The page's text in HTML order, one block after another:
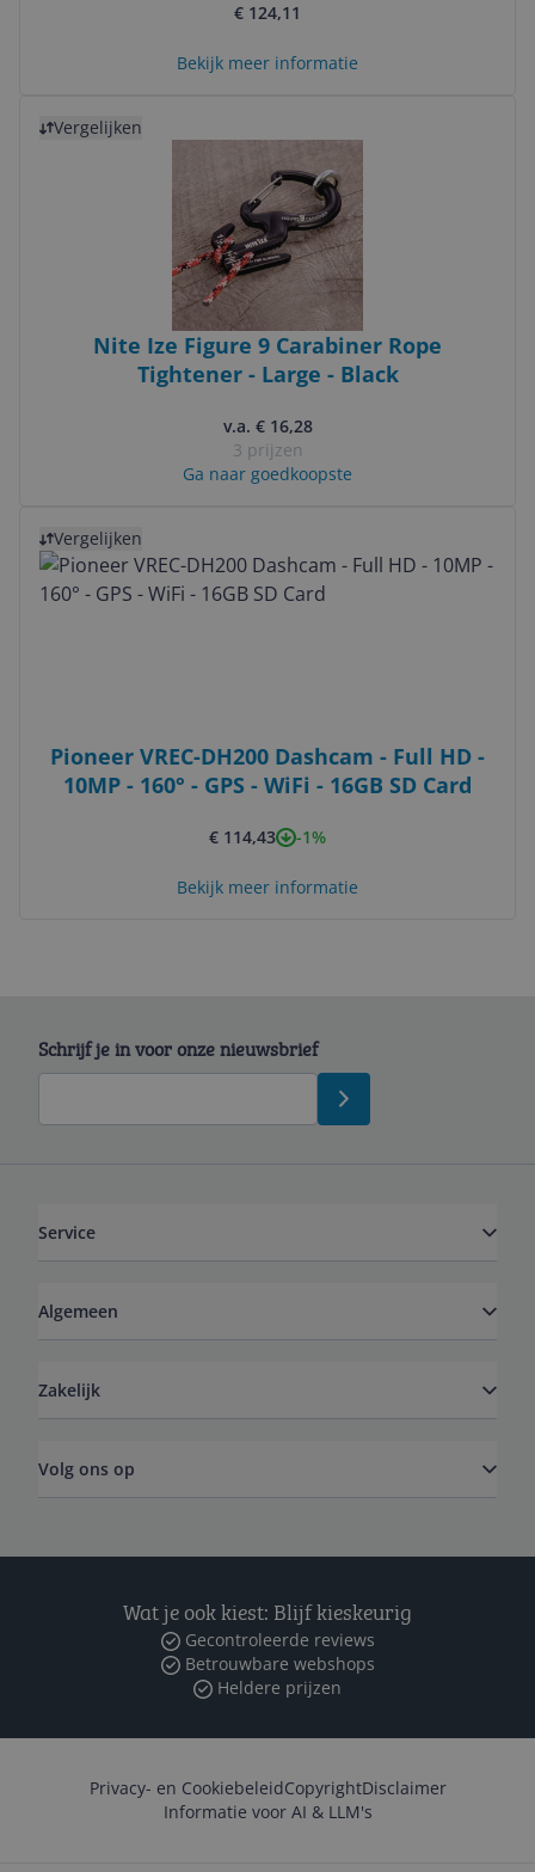
€ 124,11
Bekijk meer informatie
Vergelijken
Nite Ize Figure 9 Carabiner Rope
Tightener - Large - Black
v.a. € 16,28
3 prijzen
Ga naar goedkoopste
Vergelijken
Pioneer VREC-DH200 Dashcam - Full HD -
10MP - 160° - GPS - WiFi - 16GB SD Card
€ 114,43 -1%
Bekijk meer informatie
Schrijf je in voor onze nieuwsbrief
Service
Algemeen
Zakelijk
Volg ons op
Wat je ook kiest: Blijf kieskeurig
Gecontroleerde reviews
Betrouwbare webshops
Heldere prijzen
Privacy- en CookiebeleidCopyrightDisclaimer
Informatie voor AI & LLM's